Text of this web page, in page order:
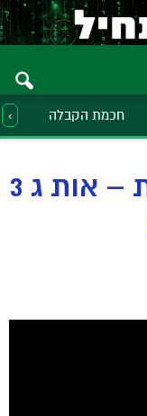
חכמת הקבלה ‹
הקדמה לפנים מאירות – אות ג 3